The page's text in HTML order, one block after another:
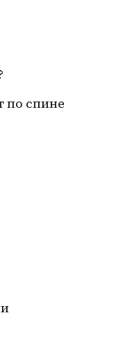
по спине